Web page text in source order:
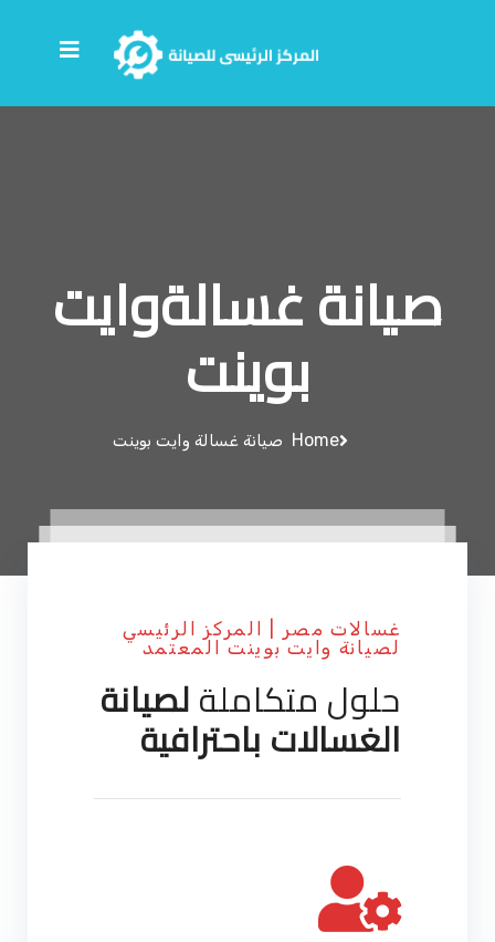
صيانة غسالةوايت
بوينت
Home صيانة غسالة وايت بوينت
غسالات مصر | المركز الرئيسي
لصيانة وايت بوينت المعتمد
حلول متكاملةلصيانة
الغسالات باحترافية